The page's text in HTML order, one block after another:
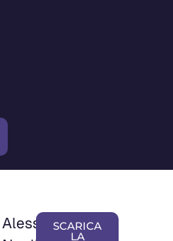
Alessandro
SCARICA
LA